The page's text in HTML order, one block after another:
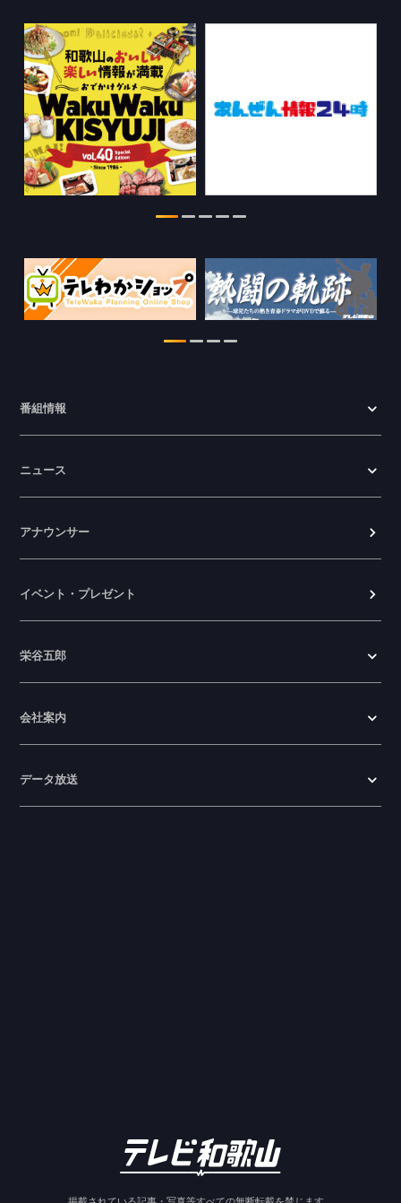
WTV NEWS6【WAKAYAMA SDGs】の
情報を更新しました。
特別番組【8月】の情報を更新しました。
わかやま医療ナビの情報を更新しまし
た。
新しました。
2026.06.23
番組情報
ニュース
アナウンサー
イベント・プレゼント
栄谷五郎
会社案内
データ放送